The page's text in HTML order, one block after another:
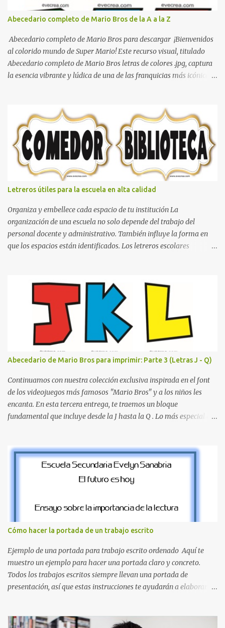
Abecedario completo de Mario Bros de la A a la Z
Abecedario completo de Mario Bros para descargar ¡Bienvenidos
al colorido mundo de Super Mario! Este recurso visual, titulado
Abecedario completo de Mario Bros letras de colores .jpg, captura
la esencia vibrante y lúdica de una de las franquicias más icónicas
tipografía clásica y robusta que los fans han reconocido por
décadas. En esta primera sección, el abecedario nos presenta:
Identidad Visual: Un diseño de bloques con bordes negros gruesos
que resaltan sobre cualquier fondo. Paleta de Colores: Una
secuencia dinámica que alterna entre el rojo de Mario, el verde de
Luigi, y los tonos azul y amarillo clásicos de los elementos del
juego. Contenido Actual: La imagen muestra la organización desde
la letra A hasta la M, estableciendo el estilo geométrico y divertido
que define a toda la colección. Primera parte del juego de letras
in...
Letreros útiles para la escuela en alta calidad
Organiza y embellece cada espacio de tu institución La
organización de una escuela no solo depende del trabajo del
personal docente y administrativo. También influye la forma en
que los espacios están identificados. Los letreros escolares
decorativo que hace que la institución luzca más ordenada,
moderna y acogedora. Pensando en esta necesidad, he diseñado
una colección de letreros útiles para la escuela con un estilo
elegante, fácil de leer y listo para imprimir en alta calidad. Su
diseño busca combinar funcionalidad y estética, logrando que
cualquier institución educativa proyecte una imagen más
organizada y profesional. ¿Por qué son importantes los letreros
escolares? En una escuela conviven diariamente cientos de
personas. Para quienes visitan la institución por primera vez,
encontrar la biblioteca, la dirección o un aula específica puede
resultar c...
Abecedario de Mario Bros para imprimir: Parte 3 (Letras J - Q)
Continuamos con nuestra colección exclusiva inspirada en el font
de los videojuegos más famosos "Mario Bros" y a los niños les
encanta. En esta tercera entrega, te traemos un bloque
fundamental que incluye desde la J hasta la Q . Lo más especial de
desde la J hasta la Q ¿Qué incluye este bloque de letras? En esta
sección de evecrea.com , encontrarás imágenes individuales en alta
resolución de las siguientes letras: Letras vibrantes : La J y la M en
la Q en amarillo brillante, junto con la N y la P en un verde
inspirado en los niveles de los juegos. Formas icónicas : No te
pierdas la letra O , diseñada con ese estilo geométrico tan carac...
Cómo hacer la portada de un trabajo escrito
Ejemplo de una portada para trabajo escrito ordenado Aquí te
muestro un ejemplo para hacer una portada claro y concreto.
Todos los trabajos escritos siempre llevan una portada de
presentación, así que estas instrucciones te ayudarán a elaborar
compartir el enlace de este artículo para que así como a ti también